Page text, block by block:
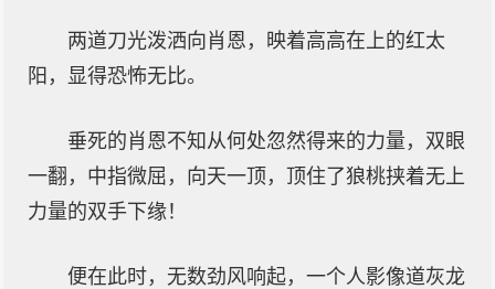
两道刀光泼洒向肖恩，映着高高在上的红太
阳，显得恐怖无比。
垂死的肖恩不知从何处忽然得来的力量，双眼
一翻，中指微屈，向天一顶，顶住了狼桃挟着无上
力量的双手下缘！
便在此时，无数劲风响起，一个人影像道灰龙